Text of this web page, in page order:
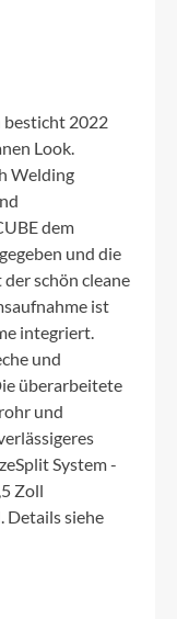
besticht 2022
Look.
Welding
dem
und die
schön cleane
ist
integriert.
und
überarbeitete
und
System -
Zoll
Details siehe